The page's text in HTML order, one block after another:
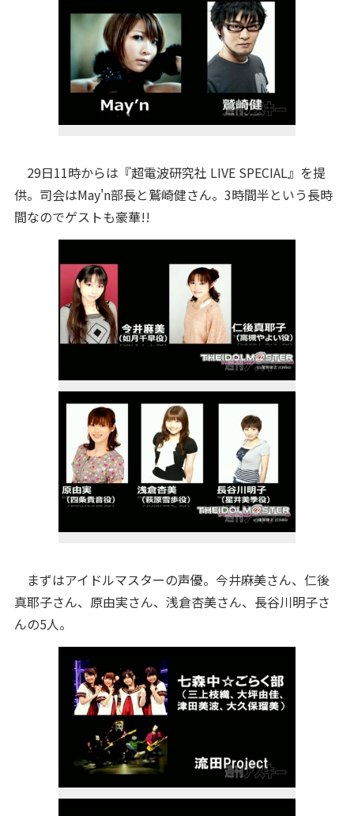
29日11時からは『超電波研究社 LIVE SPECIAL』を提
供。司会はMay'n部長と鷲崎健さん。3時間半という長時
間なのでゲストも豪華!!
まずはアイドルマスターの声優。今井麻美さん、仁後
真耶子さん、原由実さん、浅倉杏美さん、長谷川明子さ
んの5人。